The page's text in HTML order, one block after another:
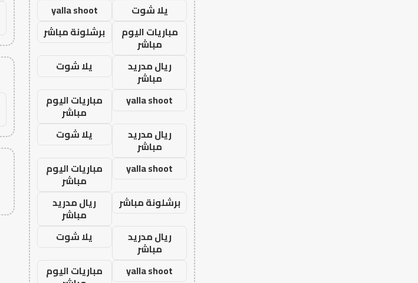
يلا شوت
yalla shoot
مباريات اليوم
مباشر
برشلونة مباشر
ريال مدريد
مباشر
يلا شوت
yalla shoot
مباريات اليوم
مباشر
ريال مدريد
مباشر
يلا شوت
yalla shoot
مباريات اليوم
مباشر
برشلونة مباشر
ريال مدريد
مباشر
ريال مدريد
مباشر
يلا شوت
yalla shoot
مباريات اليوم